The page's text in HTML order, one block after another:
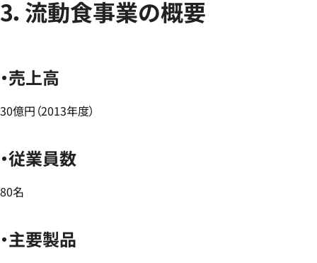
3．流動食事業の概要
・売上高
30億円（2013年度）
・従業員数
80名
・主要製品